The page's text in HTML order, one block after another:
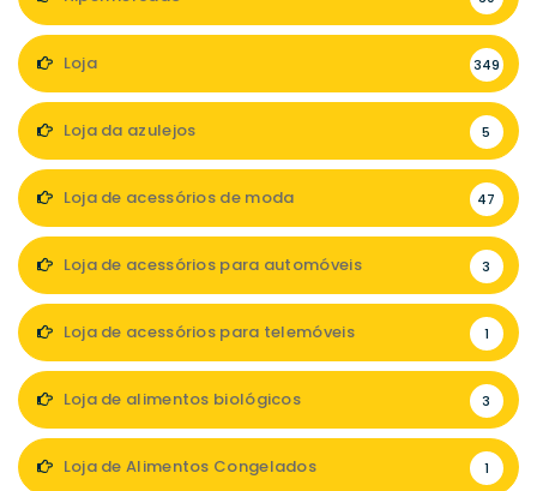
Loja 349
Loja da azulejos 5
Loja de acessórios de moda 47
Loja de acessórios para automóveis 3
Loja de acessórios para telemóveis 1
Loja de alimentos biológicos 3
Loja de Alimentos Congelados 1